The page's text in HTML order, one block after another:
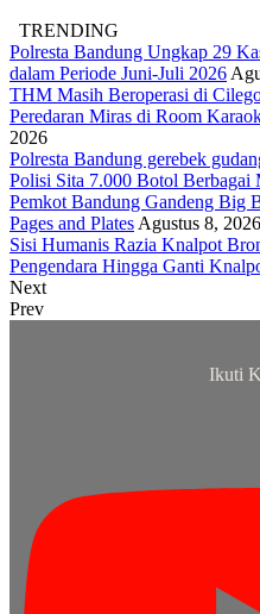
TRENDING
Polresta Bandung Ungkap 29
dalam Periode Juni-Juli 2026
THM Masih Beroperasi di
Peredaran Miras di Room
2026
Polresta Bandung gerebek
Polisi Sita 7.000 Botol Berbagai
Pemkot Bandung Gandeng Big
Pages and Plates Agustus 8, 2026
Sisi Humanis Razia Knalpot
Pengendara Hingga Ganti
Next
Prev
Ikuti